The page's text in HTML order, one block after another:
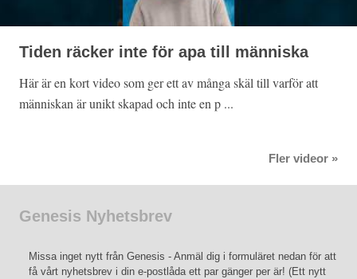
Tiden räcker inte för apa till människa
Här är en kort video som ger ett av många skäl till varför att
människan är unikt skapad och inte en p ...
Fler videor »
Genesis Nyhetsbrev
Missa inget nytt från Genesis - Anmäl dig i formuläret nedan för att
få vårt nyhetsbrev i din e-postlåda ett par gänger per är! (Ett nytt